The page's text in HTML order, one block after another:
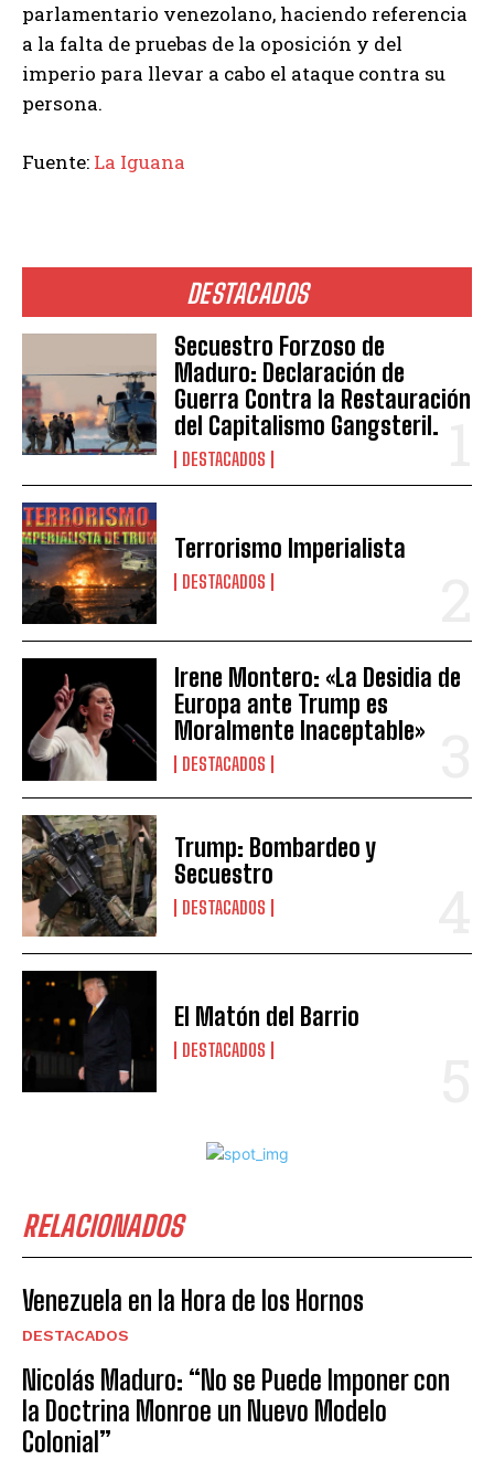
DESTACADOS
Secuestro Forzoso de
Maduro: Declaración de
Guerra Contra la Restauración
del Capitalismo Gangsteril.
DESTACADOS
Terrorismo Imperialista
DESTACADOS
Irene Montero: «La Desidia de
Europa ante Trump es
Moralmente Inaceptable»
DESTACADOS
Trump: Bombardeo y
Secuestro
DESTACADOS
El Matón del Barrio
DESTACADOS
RELACIONADOS
Venezuela en la Hora de los Hornos
DESTACADOS
Nicolás Maduro: “No se Puede Imponer con
la Doctrina Monroe un Nuevo Modelo
Colonial”
parlamentario venezolano, haciendo referencia
a la falta de pruebas de la oposición y del
imperio para llevar a cabo el ataque contra su
persona.
Fuente: La Iguana